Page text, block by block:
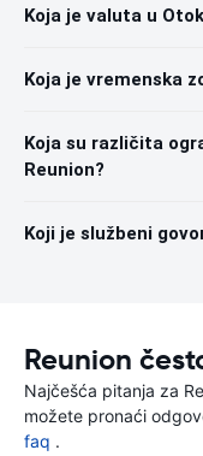
Koja je valuta u
Koja je vremenska
Koja su različita
Reunion?
Koji je službeni
Reunion
Najčešća pitanja za
možete pronaći
faq .